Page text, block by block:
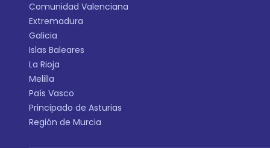
Comunidad Valenciana
Extremadura
Galicia
Islas Baleares
La Rioja
Melilla
País Vasco
Principado de Asturias
Región de Murcia